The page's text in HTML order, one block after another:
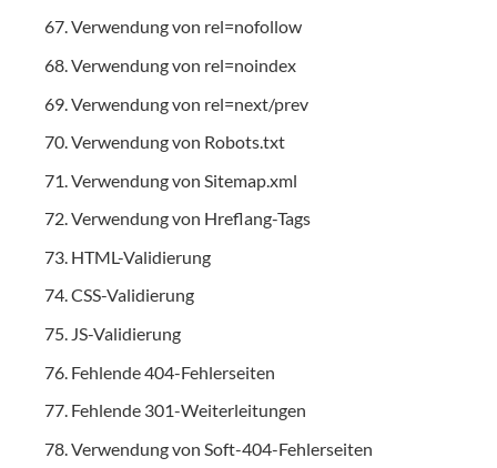
Verwendung von rel=nofollow
Verwendung von rel=noindex
Verwendung von rel=next/prev
Verwendung von Robots.txt
Verwendung von Sitemap.xml
Verwendung von Hreflang-Tags
HTML-Validierung
CSS-Validierung
JS-Validierung
Fehlende 404-Fehlerseiten
Fehlende 301-Weiterleitungen
Verwendung von Soft-404-Fehlerseiten